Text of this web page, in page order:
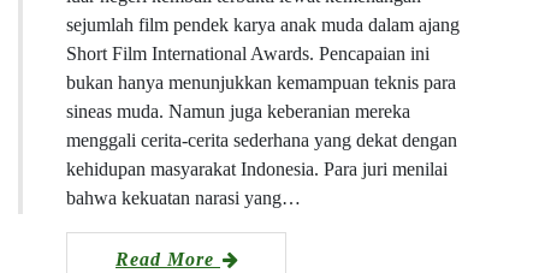
sejumlah film pendek karya anak muda dalam ajang
Short Film International Awards. Pencapaian ini
bukan hanya menunjukkan kemampuan teknis para
sineas muda. Namun juga keberanian mereka
menggali cerita-cerita sederhana yang dekat dengan
kehidupan masyarakat Indonesia. Para juri menilai
bahwa kekuatan narasi yang…
Read More